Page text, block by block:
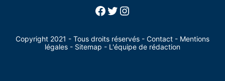
Facebook
Twitter
Instagram
Copyright 2021 - Tous droits réservés - Contact - Mentions
légales - Sitemap - L'équipe de rédaction